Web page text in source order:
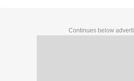
Continues below